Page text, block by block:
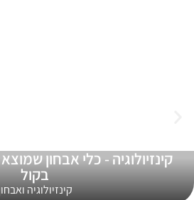
מה הגוף לא אומר